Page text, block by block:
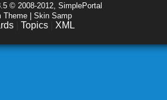
© 2008-2012, SimplePortal
Theme | Skin Samp
Topics XML